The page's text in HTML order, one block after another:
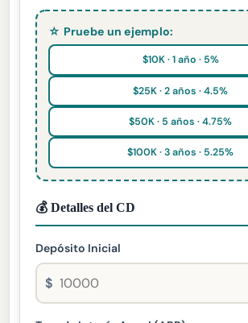
☆ Pruebe un ejemplo:
$10K · 1 año · 5%
$25K · 2 años · 4.5%
$50K · 5 años · 4.75%
$100K · 3 años · 5.25%
💰 Detalles del CD
Depósito Inicial
$